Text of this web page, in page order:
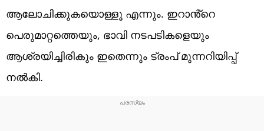
ആലോചിക്കുകയൊള്ളൂ എന്നും. ഇറാൻ്റെ
പെരുമാറ്റത്തെയും, ഭാവി നടപടികളെയും
ആശ്രയിച്ചിരികും ഇതെന്നും ട്രംപ് മുന്നറിയിപ്പ്
നൽകി.